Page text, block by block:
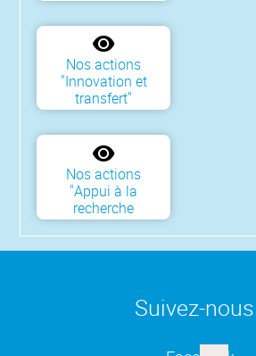
Nos actions
"Innovation et
transfert"
Nos actions
"Appui à la
recherche
Suivez-